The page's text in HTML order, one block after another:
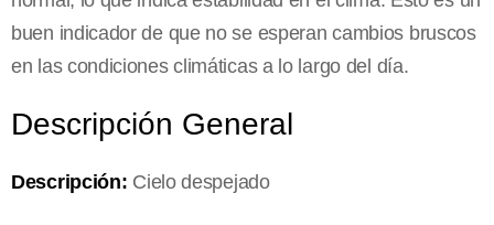
buen indicador de que no se esperan cambios bruscos
en las condiciones climáticas a lo largo del día.
Descripción General
Descripción: Cielo despejado